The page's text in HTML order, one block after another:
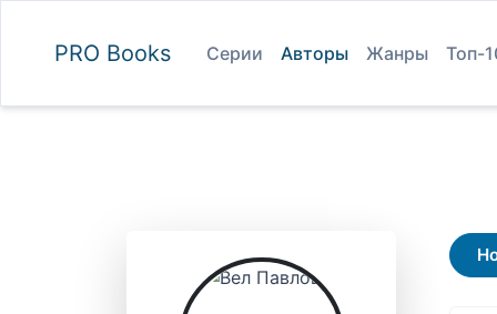
PRO Books Серии Авторы Жанры Топ-